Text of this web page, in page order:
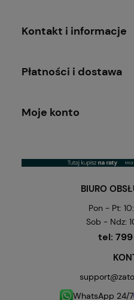
Kontakt i informacje
Płatności i dostawa
Moje konto
BIURO
Pon - Pt:
Sob - Ndz:
tel:
WhatsApp 24/7